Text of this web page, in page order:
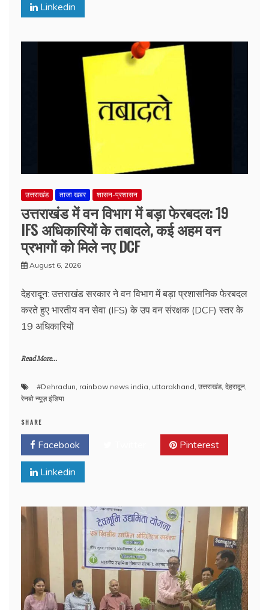
Linkedin
उत्तराखंड ताजा खबर शासन-प्रशासन
उत्तराखंड में वन विभाग में बड़ा फेरबदल: 19
IFS अधिकारियों के तबादले, कई अहम वन
प्रभागों को मिले नए DCF
August 6, 2026
देहरादून: उत्तराखंड सरकार ने वन विभाग में बड़ा प्रशासनिक फेरबदल
करते हुए भारतीय वन सेवा (IFS) के उप वन संरक्षक (DCF) स्तर के
19 अधिकारियों
Read More...
#Dehradun, rainbow news india, uttarakhand, उत्तराखंड, देहरादून,
रेनबो न्यूज़ इंडिया
SHARE
Facebook Pinterest
Linkedin